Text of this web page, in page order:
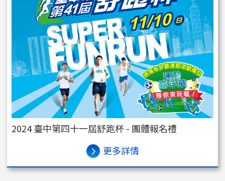
2024 臺中第四十一屆舒跑杯 - 團體報名禮
更多詳情